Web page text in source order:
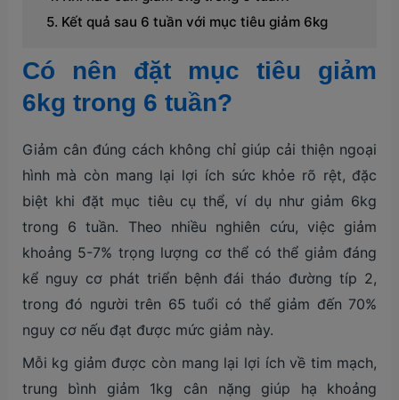
Kết quả sau 6 tuần với mục tiêu giảm 6kg
Có nên đặt mục tiêu giảm
6kg trong 6 tuần?
Giảm cân đúng cách không chỉ giúp cải thiện ngoại
hình mà còn mang lại lợi ích sức khỏe rõ rệt, đặc
biệt khi đặt mục tiêu cụ thể, ví dụ như giảm 6kg
trong 6 tuần. Theo nhiều nghiên cứu, việc giảm
khoảng 5-7% trọng lượng cơ thể có thể giảm đáng
kể nguy cơ phát triển bệnh đái tháo đường típ 2,
trong đó người trên 65 tuổi có thể giảm đến 70%
nguy cơ nếu đạt được mức giảm này.
Mỗi kg giảm được còn mang lại lợi ích về tim mạch,
trung bình giảm 1kg cân nặng giúp hạ khoảng